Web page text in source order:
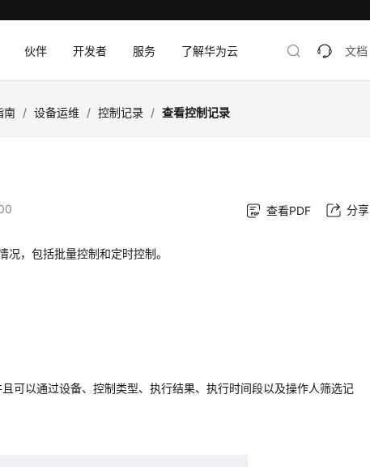
伙伴 开发者 服务 了解华为云 文档
南 / 设备运维 / 控制记录 / 查看控制记录
查看PDF 分享
，包括批量控制和定时控制。
可以通过设备、控制类型、执行结果、执行时间段以及操作人筛选记